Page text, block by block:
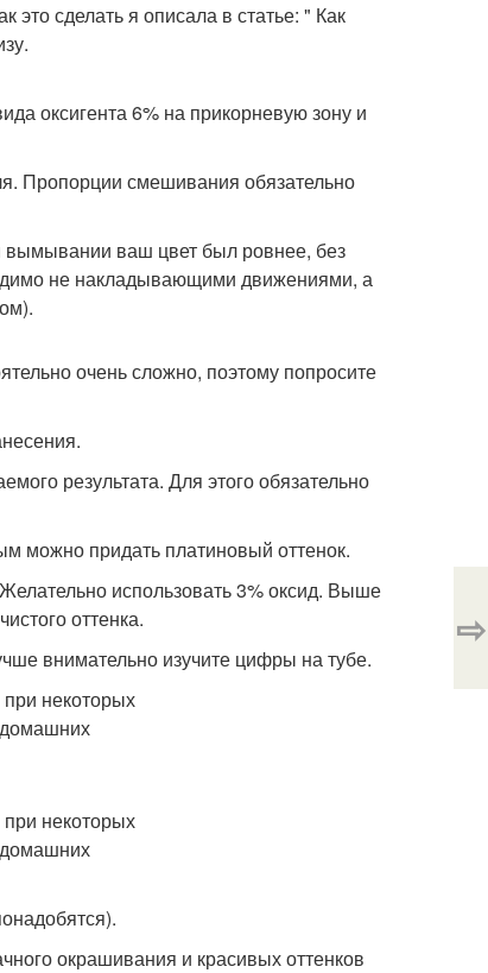
это сделать я описала в статье: " Как
оксигента 6% на прикорневую зону и
Пропорции смешивания обязательно
ваш цвет был ровнее, без
не накладывающими движениями, а
очень сложно, поэтому попросите
результата. Для этого обязательно
можно придать платиновый оттенок.
использовать 3% оксид. Выше
оттенка.
внимательно изучите цифры на тубе.
окрашивания и красивых оттенков
⇨